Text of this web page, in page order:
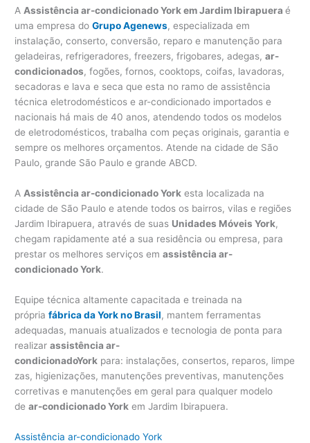
A Assistência ar-condicionado York em Jardim Ibirapueraé
uma empresa doGrupo Agenews, especializada em
instalação, conserto, conversão, reparo e manutenção para
geladeiras, refrigeradores, freezers, frigobares, adegas,ar-
condicionados, fogões, fornos, cooktops, coifas, lavadoras,
secadoras e lava e seca que esta no ramo de assistência
técnica eletrodomésticos e ar-condicionado importados e
nacionais há mais de 40 anos, atendendo todos os modelos
de eletrodomésticos, trabalha com peças originais, garantia e
sempre os melhores orçamentos. Atende na cidade de São
Paulo, grande São Paulo e grande ABCD.
A Assistência ar-condicionado York esta localizada na
cidade de São Paulo e atende todos os bairros, vilas e regiões
Jardim Ibirapuera, através de suas Unidades Móveis York,
chegam rapidamente até a sua residência ou empresa, para
prestar os melhores serviços emassistência ar-
condicionado York.
Equipe técnica altamente capacitada e treinada na
própriafábrica da York no Brasil, mantem ferramentas
adequadas, manuais atualizados e tecnologia de ponta para
realizarassistência ar-
condicionadoYork para: instalações, consertos, reparos, limpe
zas, higienizações, manutenções preventivas, manutenções
corretivas e manutenções em geral para qualquer modelo
dear-condicionado York em Jardim Ibirapuera.
Assistência ar-condicionado York